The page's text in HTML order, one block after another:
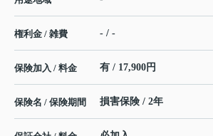
権利金 / 雑費 - / -
保険加入 / 料金 有 / 17,900円
保険名 / 保険期間 損害保険 / 2年